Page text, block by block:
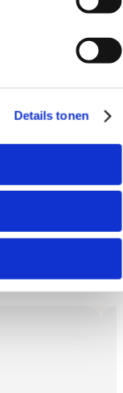
Details tonen